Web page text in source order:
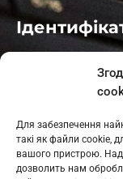
Для забезпечення
такі як файли cookie,
вашого пристрою.
дозволить нам
: L11-01410
: L11-01801
Косів: L11-01805
Гарасимів: L11-